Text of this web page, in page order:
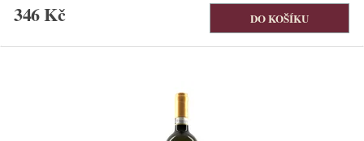
346 Kč